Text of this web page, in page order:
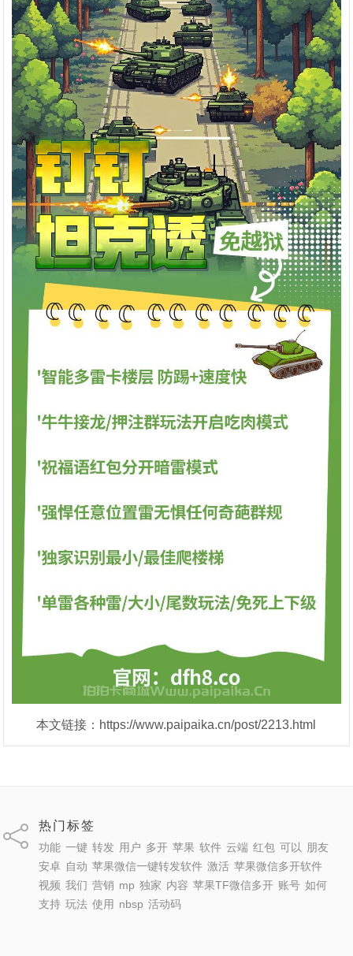
本文链接：https://www.paipaika.cn/post/2213.html
热门标签
功能 一键 转发 用户 多开 苹果 软件 云端 红包 可以 朋友
安卓 自动 苹果微信一键转发软件 激活 苹果微信多开软件
视频 我们 营销 mp 独家 内容 苹果TF微信多开 账号 如何
支持 玩法 使用 nbsp 活动码